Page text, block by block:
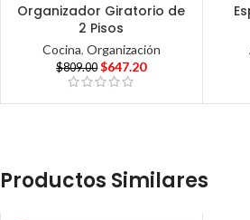
Organizador Giratorio de
2 Pisos
Cocina, Organización
$809.00 $647.20
Productos Similares